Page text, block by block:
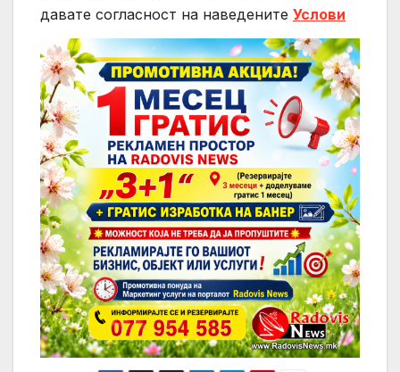
давате согласност на нaведените Услови